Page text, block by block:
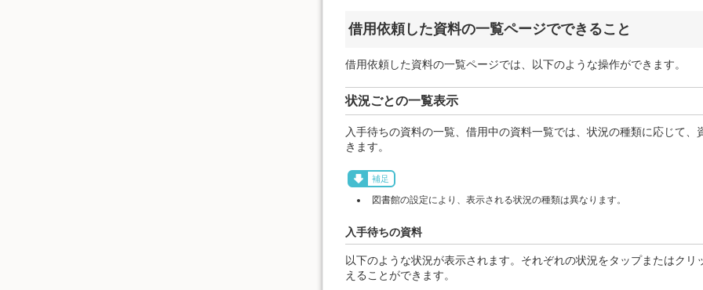
借用依頼した資料の一覧ページでできること
借用依頼した資料の一覧ページでは、以下のような操作ができます。
状況ごとの一覧表示
入手待ちの資料の一覧、借用中の資料一覧では、状況の種類に応じて
きます。
補足
図書館の設定により、表示される状況の種類は異なります。
入手待ちの資料
以下のような状況が表示されます。それぞれの状況をタップまたはク
えることができます。